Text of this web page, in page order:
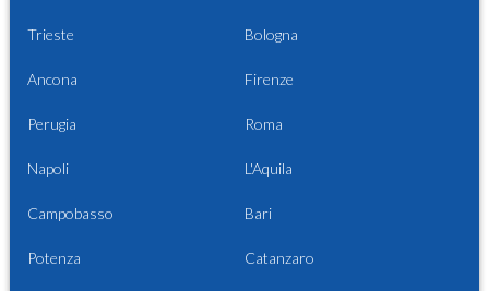
Trieste Bologna
Ancona Firenze
Perugia Roma
Napoli L'Aquila
Campobasso Bari
Potenza Catanzaro